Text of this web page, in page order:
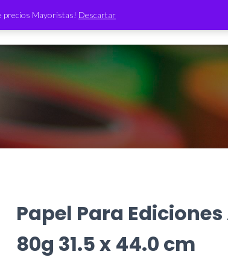
precios Mayoristas! Descartar
TIENDA
Papel Para
80g 31.5 x 44.0 cm